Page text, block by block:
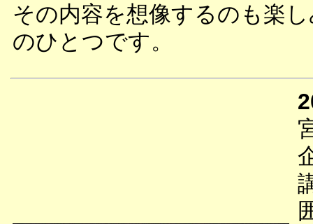
その内容を想像するのも楽
のひとつです。